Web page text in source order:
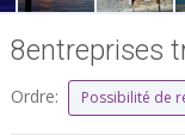
8entreprises
Ordre: Possibilité de